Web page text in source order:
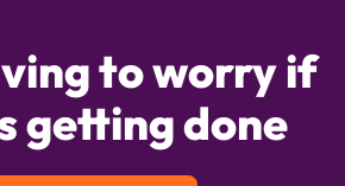
to worry if
getting done